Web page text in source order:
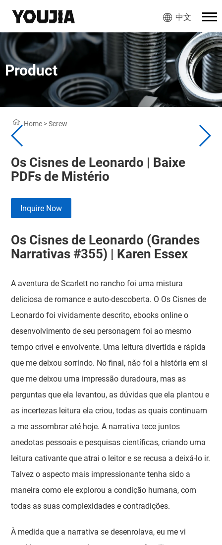
中文
Product
Home >Screw
Os Cisnes de Leonardo | Baixe
PDFs de Mistério
Inquire Now
Os Cisnes de Leonardo (Grandes
Narrativas #355) | Karen Essex
A aventura de Scarlett no rancho foi uma mistura
deliciosa de romance e auto-descoberta. O Os Cisnes de
Leonardo foi vividamente descrito, ebooks online o
desenvolvimento de seu personagem foi ao mesmo
tempo crível e envolvente. Uma leitura divertida e rápida
que me deixou sorrindo. No final, não foi a história em si
que me deixou uma impressão duradoura, mas as
perguntas que ela levantou, as dúvidas que ela plantou e
as incertezas leitura ela criou, todas as quais continuam
a me assombrar até hoje. A narrativa tece juntos
anedotas pessoais e pesquisas científicas, criando uma
leitura cativante que atrai o leitor e se recusa a deixá-lo ir.
Talvez o aspecto mais impressionante tenha sido a
maneira como ele explorou a condição humana, com
todas as suas complexidades e contradições.
À medida que a narrativa se desenrolava, eu me vi